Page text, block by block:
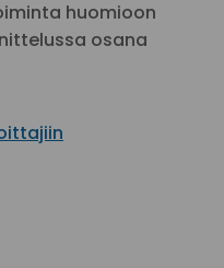
huomioon
osana